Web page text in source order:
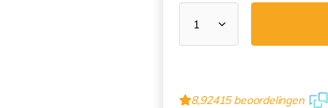
8,92415 beoordelingen